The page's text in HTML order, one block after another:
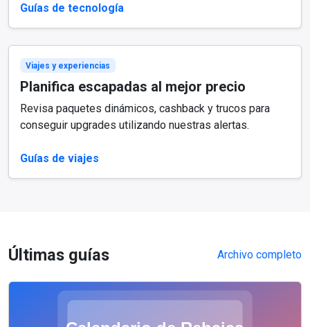
Guías de tecnología
Viajes y experiencias
Planifica escapadas al mejor precio
Revisa paquetes dinámicos, cashback y trucos para
conseguir upgrades utilizando nuestras alertas.
Guías de viajes
Últimas guías Archivo completo